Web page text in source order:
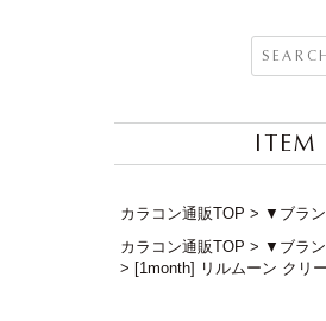
ITEM
カラコン通販TOP ▼ブラ
カラコン通販TOP
▼ブラ
[1month] リルムーン クリ